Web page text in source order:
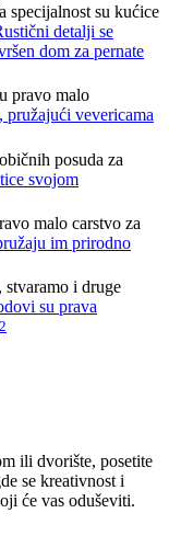
specijalnost su kućice
detalji se
dom za pernate
pravo malo
pružajući vevericama
posuda za
svojom
malo carstvo za
im prirodno
stvaramo i druge
su prava
2
ili dvorište, posetite
se kreativnost i
će vas oduševiti.